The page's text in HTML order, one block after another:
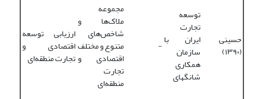
حسینی
(۱۳۹۰)
توسعه
تجارت
ایران با
سازمان
همکاری
شانگهای
-
مجموعه
ملاک‌ها و
شاخص‌های
متنوع و مختلف
اقتصادی و
تجارت
منطقه‌ای
ارزیابی توسعه
اقتصادی و
تجارت منطقه‌ای